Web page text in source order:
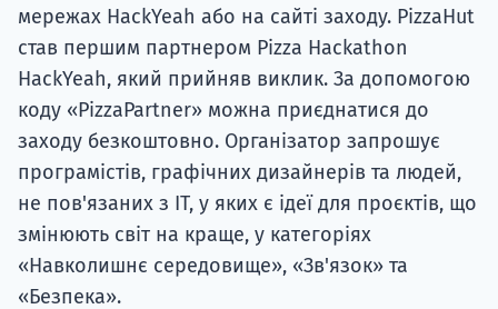
мережах HackYeah або на сайті заходу. PizzaHut
став першим партнером Pizza Hackathon
HackYeah, який прийняв виклик. За допомогою
коду «PizzaPartner» можна приєднатися до
заходу безкоштовно. Організатор запрошує
програмістів, графічних дизайнерів та людей,
не пов'язаних з ІТ, у яких є ідеї для проєктів, що
змінюють світ на краще, у категоріях
«Навколишнє середовище», «Зв'язок» та
«Безпека».